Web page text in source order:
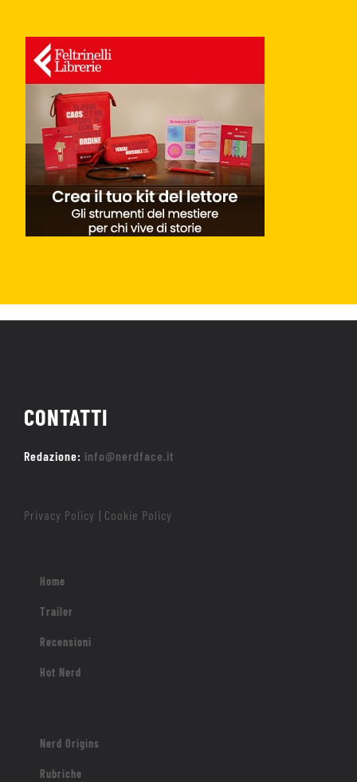
CONTATTI
Redazione: info@nerdface.it
Privacy Policy | Cookie Policy
Home
Trailer
Recensioni
Hot Nerd
Nerd Origins
Rubriche